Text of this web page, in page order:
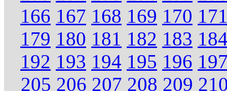
166 167 168 169 170
179 180 181 182 183
192 193 194 195 196
205 206 207 208 209